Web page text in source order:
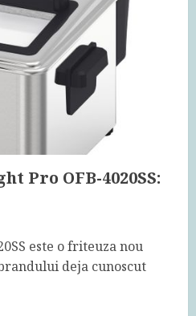
Pro OFB-4020SS:
este o friteuza nou
deja cunoscut